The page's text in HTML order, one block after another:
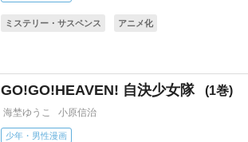
ミステリー・サスペンス
アニメ化
GO!GO!HEAVEN! 自決少女隊 1
海埜ゆうこ 小原信治
少年・男性漫画